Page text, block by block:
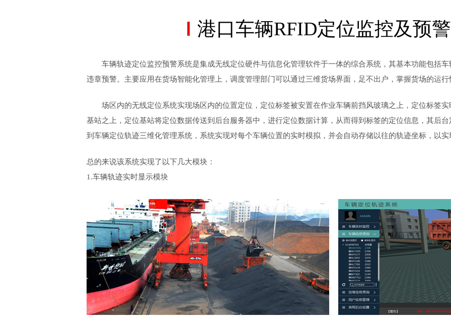
港口车辆RFID定位监控及预
车辆轨迹定位监控预警系统是集成无线定位硬件与信息化管理软件于一体的综合系统，其基本功能包括
违章预警。主要应用在货场智能化管理上，调度管理部门可以通过三维货场界面，足不出户，掌握货场的运行
场区内的无线定位系统实现场区内的位置定位，定位标签被安置在作业车辆前挡风玻璃之上，定位标签
基站之上，定位基站将定位数据传送到后台服务器中，进行定位数据计算，从而得到标签的定位信息，其后
到车辆定位轨迹三维化管理系统，系统实现对每个车辆位置的实时模拟，并会自动存储以往的轨迹坐标，以
总的来说该系统实现了以下几大模块：
1.车辆轨迹实时显示模块